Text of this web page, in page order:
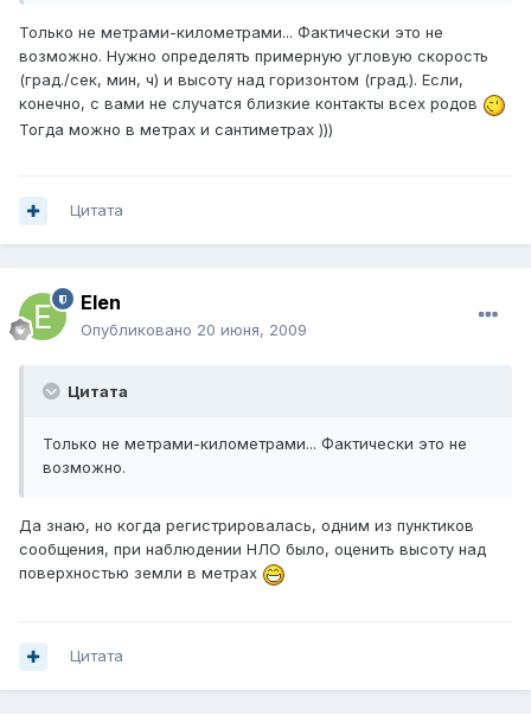
Только не метрами-километрами... Фактически это не
возможно. Нужно определять примерную угловую скорость
(град./сек, мин, ч) и высоту над горизонтом (град.). Если,
конечно, с вами не случатся близкие контакты всех родов
Тогда можно в метрах и сантиметрах )))
Цитата
Elen
Опубликовано 20 июня, 2009
Цитата
Только не метрами-километрами... Фактически это не
возможно.
Да знаю, но когда регистрировалась, одним из пунктиков
сообщения, при наблюдении НЛО было, оценить высоту над
поверхностью земли в метрах
Цитата